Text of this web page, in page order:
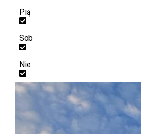
Pią
Sob
Nie